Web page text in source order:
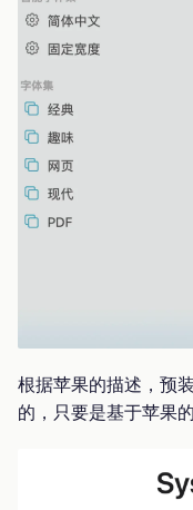
根据苹果的描述，预
的，只要是基于苹果